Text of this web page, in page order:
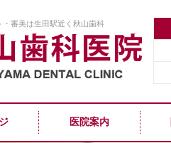
・審美は生田駅近く秋山歯科
医院案内